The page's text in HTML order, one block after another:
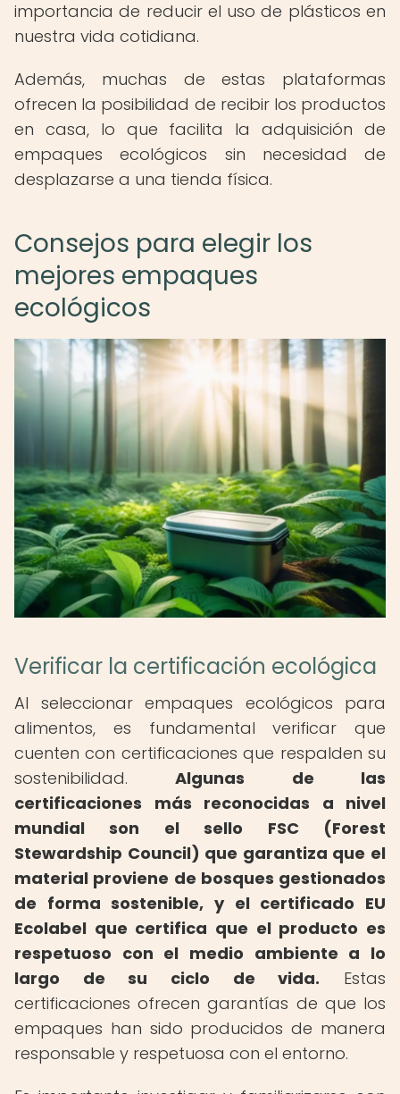
importancia de reducir el uso de plásticos en
nuestra vida cotidiana.
Además, muchas de estas plataformas
ofrecen la posibilidad de recibir los productos
en casa, lo que facilita la adquisición de
empaques ecológicos sin necesidad de
desplazarse a una tienda física.
Consejos para elegir los
mejores empaques
ecológicos
Verificar la certificación ecológica
Al seleccionar empaques ecológicos para
alimentos, es fundamental verificar que
cuenten con certificaciones que respalden su
sostenibilidad.Algunas de las
certificaciones más reconocidas a nivel
mundial son el sello FSC (Forest
Stewardship Council) que garantiza que el
material proviene de bosques gestionados
de forma sostenible, y el certificado EU
Ecolabel que certifica que el producto es
respetuoso con el medio ambiente a lo
largo de su ciclo de vida. Estas
certificaciones ofrecen garantías de que los
empaques han sido producidos de manera
responsable y respetuosa con el entorno.